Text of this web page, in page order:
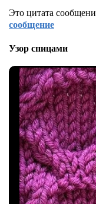
Это цитата
сообщение
Узор спицами